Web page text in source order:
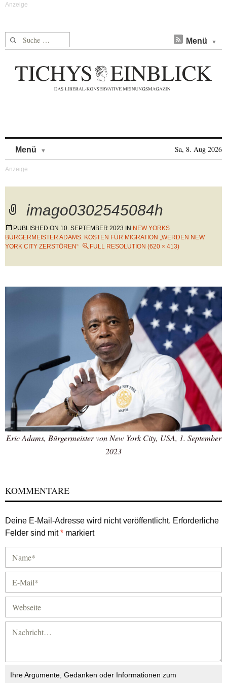
Suche nach: Menü
Menü Sa, 8. Aug 2026
imago0302545084h
PUBLISHED ON 10. SEPTEMBER 2023 IN NEW YORKS
BÜRGERMEISTER ADAMS: KOSTEN FÜR MIGRATION „WERDEN NEW
YORK CITY ZERSTÖREN“
FULL RESOLUTION (620 × 413)
Eric Adams, Bürgermeister von New York City, USA, 1. September
2023
KOMMENTARE
Deine E-Mail-Adresse wird nicht veröffentlicht. Erforderliche
Felder sind mit* markiert
Ihre Argumente, Gedanken oder Informationen zum